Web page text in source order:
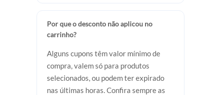
Por que o desconto não aplicou no
carrinho?
Alguns cupons têm valor mínimo de
compra, valem só para produtos
selecionados, ou podem ter expirado
nas últimas horas. Confira sempre as